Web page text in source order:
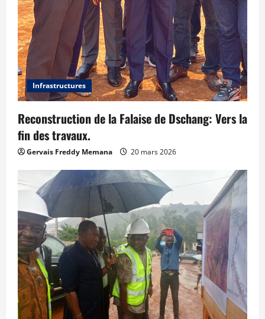
Infrastructures
Reconstruction de la Falaise de Dschang: Vers la
fin des travaux.
Gervais Freddy Memana 20 mars 2026